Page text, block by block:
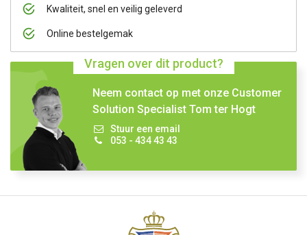
Kwaliteit, snel en veilig geleverd
Online bestelgemak
Vragen over dit product?
Neem contact op met onze Customer
Solution Specialist Tom ter Hogt
Stuur een email
053 - 434 43 43